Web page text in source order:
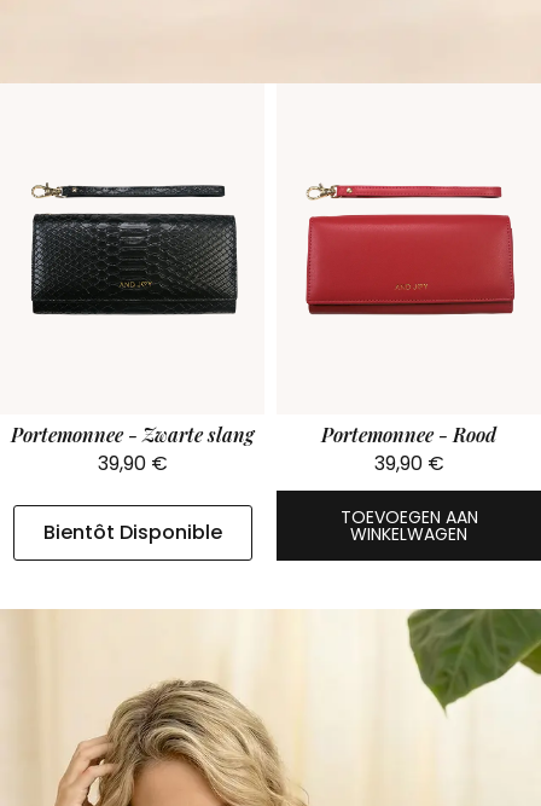
Portemonnee - Zwarte slang
39,90 €
Bientôt Disponible
Portemonnee - Rood
39,90 €
TOEVOEGEN AAN
WINKELWAGEN